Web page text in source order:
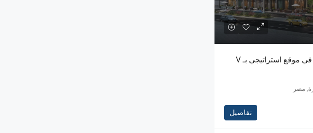
فرصة ذهبية لبدء مشروعك في موقع استراتيجي بـ V
تفاصيل